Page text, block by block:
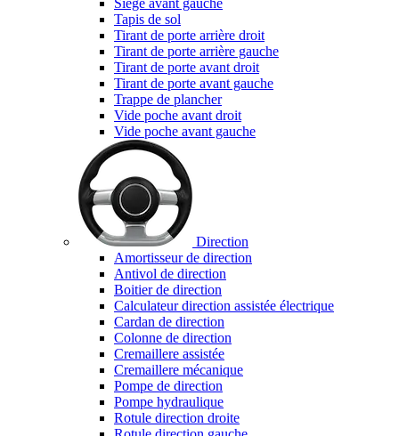
Siège avant gauche
Tapis de sol
Tirant de porte arrière droit
Tirant de porte arrière gauche
Tirant de porte avant droit
Tirant de porte avant gauche
Trappe de plancher
Vide poche avant droit
Vide poche avant gauche
Direction
Amortisseur de direction
Antivol de direction
Boitier de direction
Calculateur direction assistée électrique
Cardan de direction
Colonne de direction
Cremaillere assistée
Cremaillere mécanique
Pompe de direction
Pompe hydraulique
Rotule direction droite